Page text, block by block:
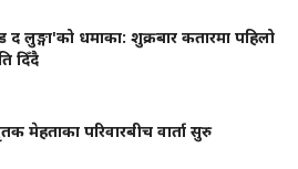
द लुङ्गा'को धमाका: शुक्रबार कतारमा पहिलो
दिँदै
मेहताका परिवारबीच वार्ता सुरु